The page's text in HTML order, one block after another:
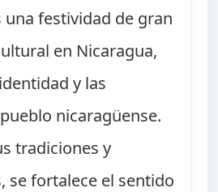
una festividad de gran
en Nicaragua,
y las
nicaragüense.
tradiciones y
se fortalece el sentido